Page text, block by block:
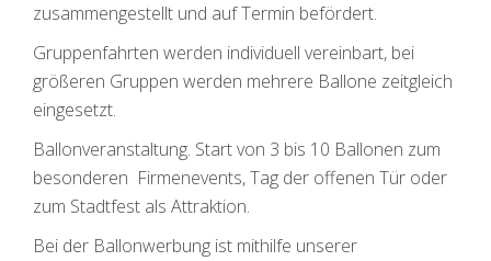
zusammengestellt und auf Termin befördert.
Gruppenfahrten werden individuell vereinbart, bei
größeren Gruppen werden mehrere Ballone zeitgleich
eingesetzt.
Ballonveranstaltung. Start von 3 bis 10 Ballonen zum
besonderen Firmenevents, Tag der offenen Tür oder
zum Stadtfest als Attraktion.
Bei der Ballonwerbung ist mithilfe unserer